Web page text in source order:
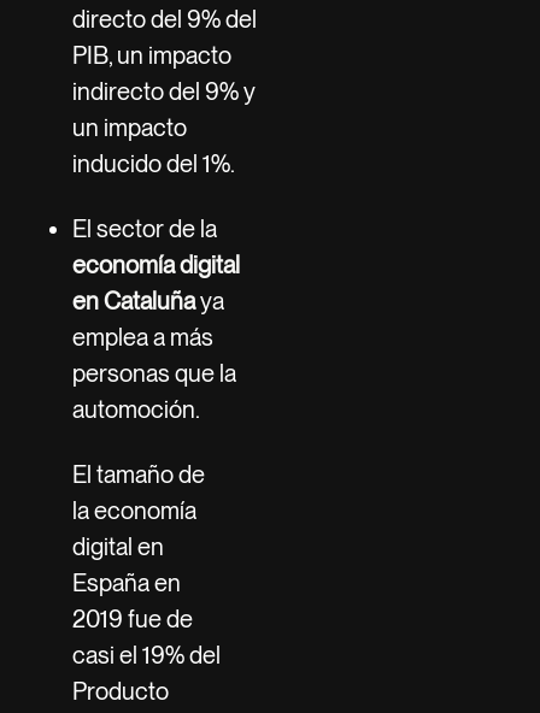
directo del 9% del
PIB, un impacto
indirecto del 9% y
un impacto
inducido del 1%.
El sector de la
economía digital
en Cataluñaya
emplea a más
personas que la
automoción.
El tamaño de
la economía
digital en
España en
2019 fue de
casi el 19% del
Producto